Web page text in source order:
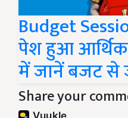
Budget
पेश हुआ आर्थिक
में जानें बजट से
Share your